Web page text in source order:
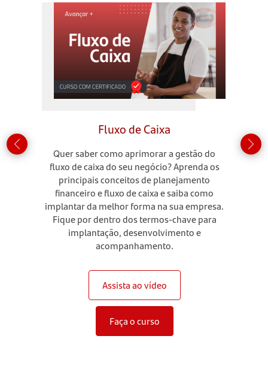
Fluxo de Caixa
Quer saber como aprimorar a gestão do
fluxo de caixa do seu negócio? Aprenda os
principais conceitos de planejamento
financeiro e fluxo de caixa e saiba como
implantar da melhor forma na sua empresa.
Fique por dentro dos termos-chave para
implantação, desenvolvimento e
acompanhamento.
Assista ao vídeo
Faça o curso